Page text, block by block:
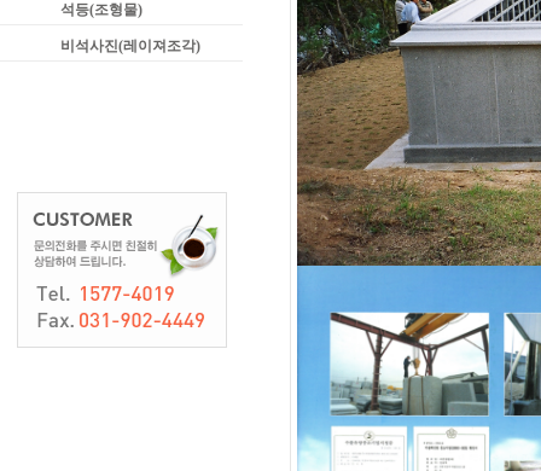
석등(조형물)
비석사진(레이져조각)